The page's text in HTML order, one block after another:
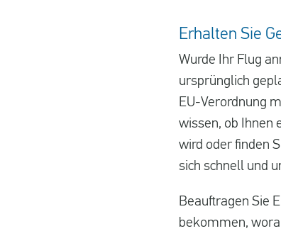
Erhalten Sie
Wurde Ihr Flug
ursprünglich
EU-Verordnung
wissen, ob Ihnen
wird oder finden
sich schnell und
Beauftragen Sie
bekommen,